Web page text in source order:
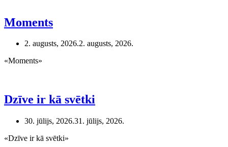
Moments
2. augusts, 2026.2. augusts, 2026.
«Moments»
Dzīve ir kā svētki
30. jūlijs, 2026.31. jūlijs, 2026.
«Dzīve ir kā svētki»